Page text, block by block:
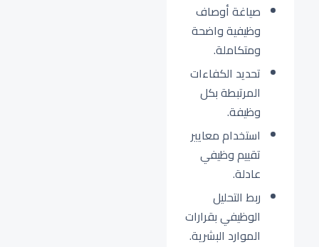
صياغة أوصاف
وظيفية واضحة
ومتكاملة.
تحديد الكفاءات
المرتبطة بكل
وظيفة.
استخدام معايير
تقييم وظيفي
عادلة.
ربط التحليل
الوظيفي بقرارات
الموارد البشرية.